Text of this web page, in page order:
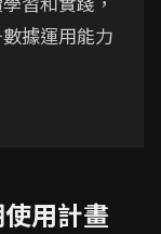
據運用能力
用計畫